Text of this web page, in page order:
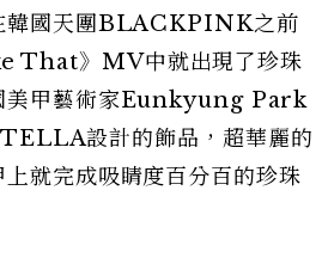
韓國天團BLACKPINK之前
That》MV中就出現了珍珠
美甲藝術家Eunkyung Park
設計的飾品，超華麗的
就完成吸睛度百分百的珍珠